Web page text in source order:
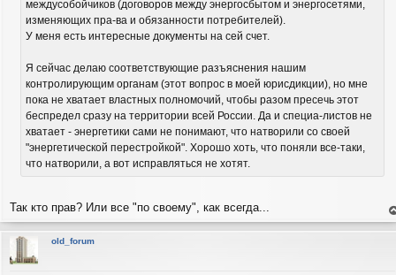
междусобойчиков (договоров между энергосбытом и энергосетями,
изменяющих пра-ва и обязанности потребителей).
У меня есть интересные документы на сей счет.
Я сейчас делаю соответствующие разъяснения нашим
контролирующим органам (этот вопрос в моей юрисдикции), но мне
пока не хватает властных полномочий, чтобы разом пресечь этот
беспредел сразу на территории всей России. Да и специа-листов не
хватает - энергетики сами не понимают, что натворили со своей
"энергетической перестройкой". Хорошо хоть, что поняли все-таки,
что натворили, а вот исправляться не хотят.
Так кто прав? Или все "по своему", как всегда...
old_forum